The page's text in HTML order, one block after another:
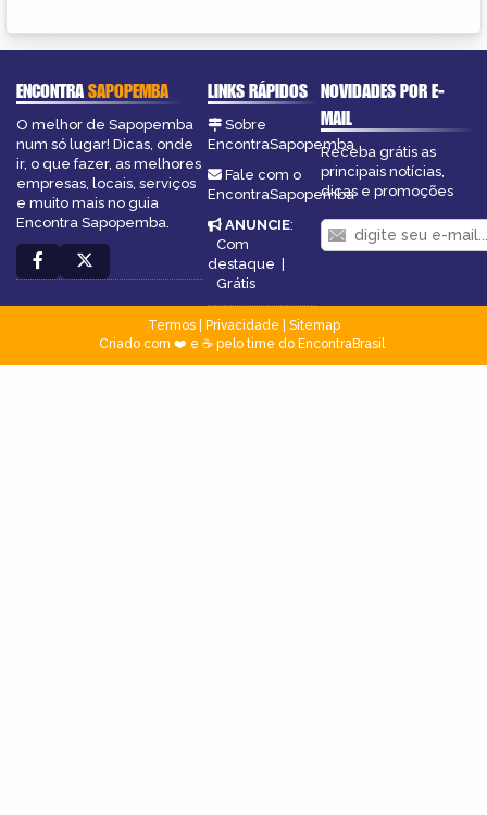
ENCONTRASAPOPEMBA
O melhor de Sapopemba
num só lugar! Dicas, onde
ir, o que fazer, as melhores
empresas, locais, serviços
e muito mais no guia
Encontra Sapopemba.
LINKS RÁPIDOS
Sobre
EncontraSapopemba
Fale com o
EncontraSapopemba
ANUNCIE:
Com
destaque |
Grátis
NOVIDADES POR E-
MAIL
Receba grátis as
principais notícias,
dicas e promoções
Termos| Privacidade
Sitemap
Criado com ❤️ e ☕ pelo time do EncontraBrasil